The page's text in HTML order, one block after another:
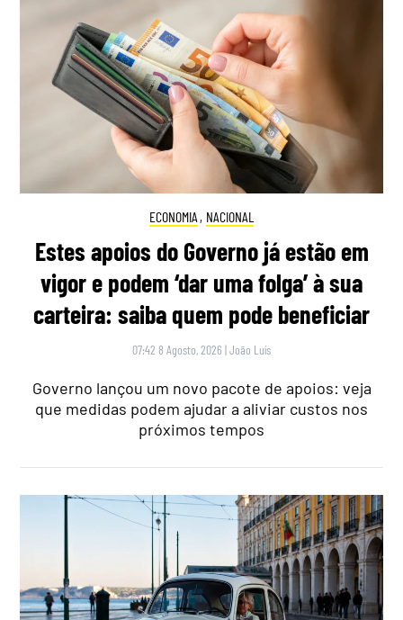
ECONOMIA , NACIONAL
Estes apoios do Governo já estão em
vigor e podem ‘dar uma folga’ à sua
carteira: saiba quem pode beneficiar
07:42 8 Agosto, 2026 |João Luís
Governo lançou um novo pacote de apoios: veja
que medidas podem ajudar a aliviar custos nos
próximos tempos